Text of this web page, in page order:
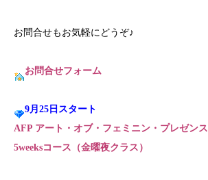
お問合せもお気軽にどうぞ♪
お問合せフォーム
9月25日スタート
AFP アート・オブ・フェミニン・プレゼンス
5weeksコース（金曜夜クラス）